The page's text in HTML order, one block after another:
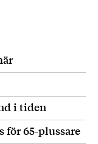
i tiden
för 65-plussare